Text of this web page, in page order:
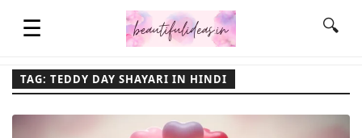
☰ 🔍
TAG: TEDDY DAY SHAYARI IN HINDI